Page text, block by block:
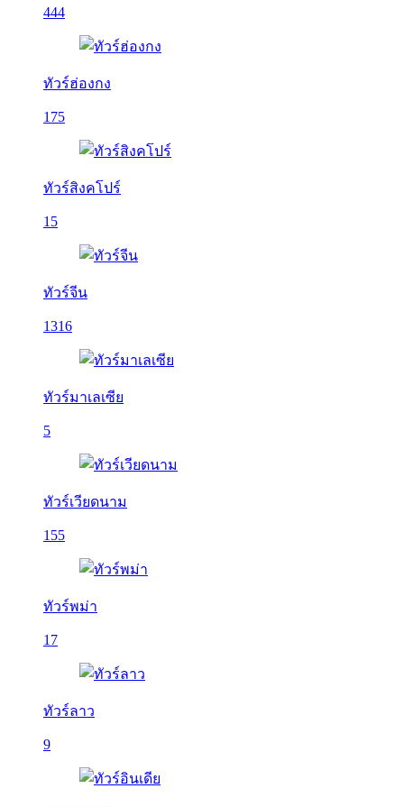
444
ทัวร์ฮ่องกง
175
ทัวร์สิงคโปร์
15
ทัวร์จีน
1316
ทัวร์มาเลเซีย
5
ทัวร์เวียดนาม
155
ทัวร์พม่า
17
ทัวร์ลาว
9